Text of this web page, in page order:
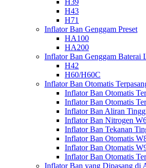
H39
H43
H71
Inflator Ban Genggam Preset
HA100
HA200
Inflator Ban Genggam Baterai
H42
H60/H60C
Inflator Ban Otomatis
Inflator Ban Otomatis
Inflator Ban Otomatis
Inflator Ban Aliran
Inflator Ban Nitrogen
Inflator Ban Tekanan
Inflator Ban Otomatis
Inflator Ban Otomatis
Inflator Ban Otomatis
Inflator Ban yang Dipasang di